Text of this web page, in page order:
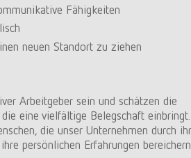
Fähigkeiten
neuen Standort zu ziehen
Arbeitgeber sein und schätzen die
eine vielfältige Belegschaft einbringt.
die unser Unternehmen durch
persönlichen Erfahrungen